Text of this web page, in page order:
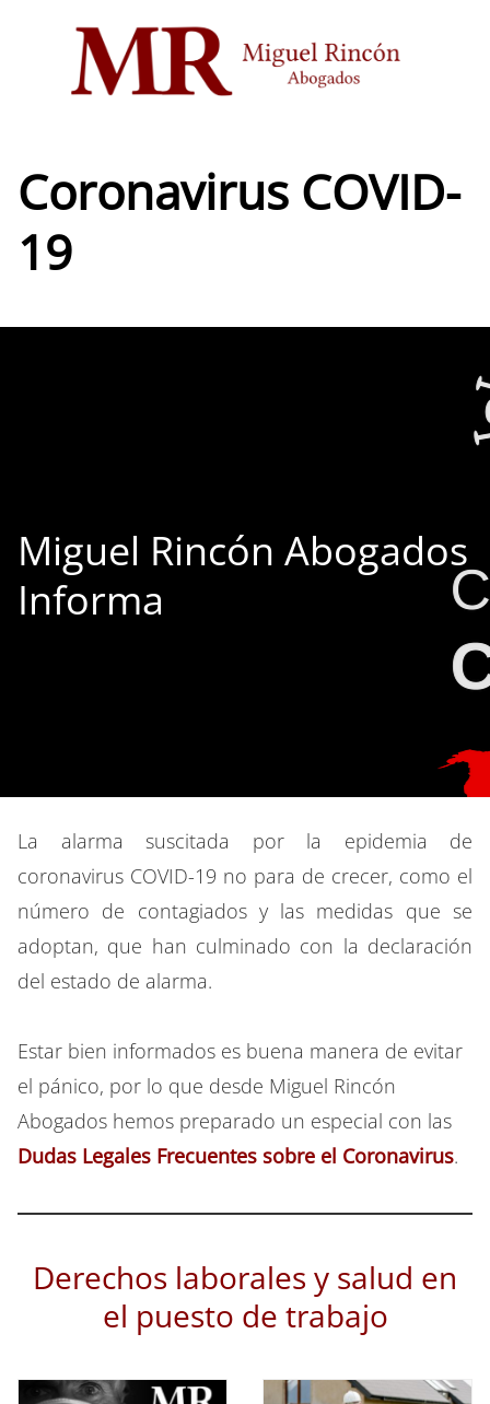
Coronavirus COVID-
19
Miguel Rincón Abogados
Informa
La alarma suscitada por la epidemia de
coronavirus COVID-19 no para de crecer, como el
número de contagiados y las medidas que se
adoptan, que han culminado con la declaración
del estado de alarma.
Estar bien informados es buena manera de evitar
el pánico, por lo que desde Miguel Rincón
Abogados hemos preparado un especial con las
Dudas Legales Frecuentes sobre el Coronavirus.
Derechos laborales y salud en
el puesto de trabajo